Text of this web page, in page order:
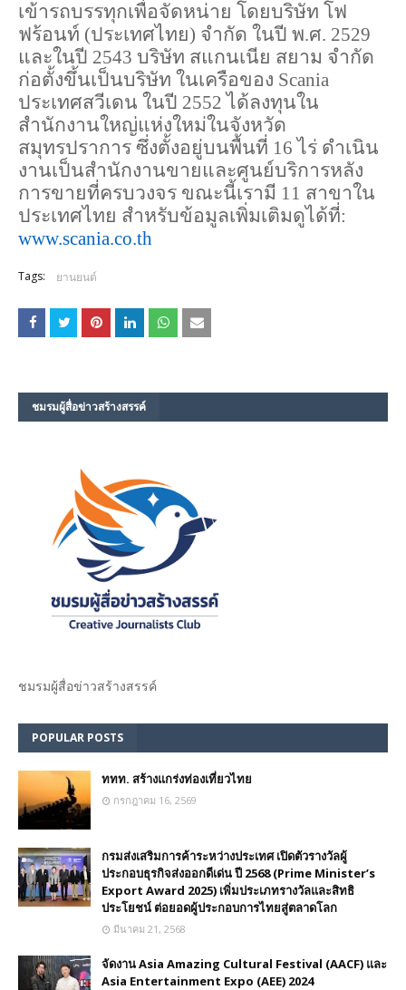
เข้ารถบรรทุกเพื่อจัดหน่าย โดยบริษัท โฟ
ฟร้อนท์ (ประเทศไทย) จำกัด ในปี พ.ศ. 2529
และในปี 2543 บริษัท สแกนเนีย สยาม จำกัด
ก่อตั้งขึ้นเป็นบริษัท ในเครือของ Scania
ประเทศสวีเดน ในปี 2552 ได้ลงทุนใน
สำนักงานใหญ่แห่งใหม่ในจังหวัด
สมุทรปราการ ซึ่งตั้งอยู่บนพื้นที่ 16 ไร่ ดำเนิน
งานเป็นสำนักงานขายและศูนย์บริการหลัง
การขายที่ครบวงจร ขณะนี้เรามี 11 สาขาใน
www.scania.co.th
Tags: ยานยนต์
ชมรม​ผู้สื่อข่าวสร้างสรรค์​
ชมรม​ผู้สื่อข่าวสร้างสรรค์​
POPULAR POSTS
ททท. สร้างแกร่งท่องเที่ยวไทย
กรกฎาคม 16, 2569
กรมส่งเสริมการค้าระหว่างประเทศ เปิดตัวรางวัลผู้
ประกอบธุรกิจส่งออกดีเด่น ปี 2568 (Prime Minister’s
Export Award 2025) เพิ่มประเภทรางวัลและสิทธิ
ประโยชน์ ต่อยอดผู้ประกอบการไทยสู่ตลาดโลก
มีนาคม 21, 2568
จัดงาน Asia Amazing Cultural Festival (AACF) และ
Asia Entertainment Expo (AEE) 2024